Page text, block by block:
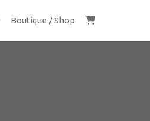
Boutique / Shop